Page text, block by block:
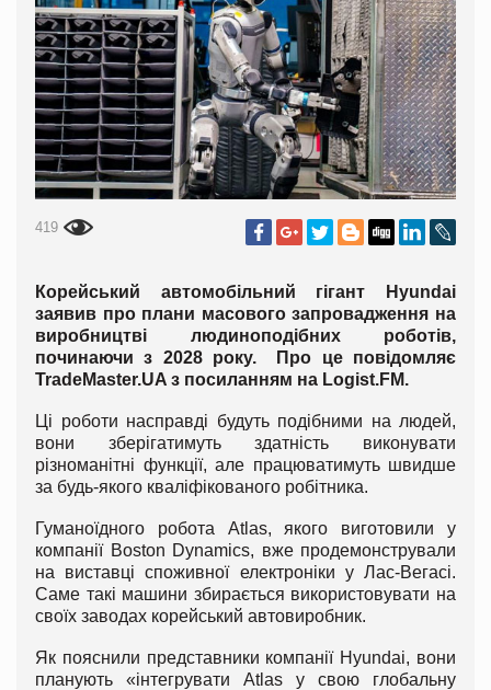
419
Корейський автомобільний гігант Hyundai
заявив про плани масового запровадження на
виробництві людиноподібних роботів,
починаючи з 2028 року. Про це повідомляє
TradeMaster.UA з посиланням на Logist.FM.
Ці роботи насправді будуть подібними на людей,
вони зберігатимуть здатність виконувати
різноманітні функції, але працюватимуть швидше
за будь-якого кваліфікованого робітника.
Гуманоїдного робота Atlas, якого виготовили у
компанії Boston Dynamics, вже продемонстрували
на виставці споживної електроніки у Лас-Вегаcі.
Саме такі машини збирається використовувати на
своїх заводах корейський автовиробник.
Як пояснили представники компанії Hyundai, вони
планують «інтегрувати Atlas у свою глобальну